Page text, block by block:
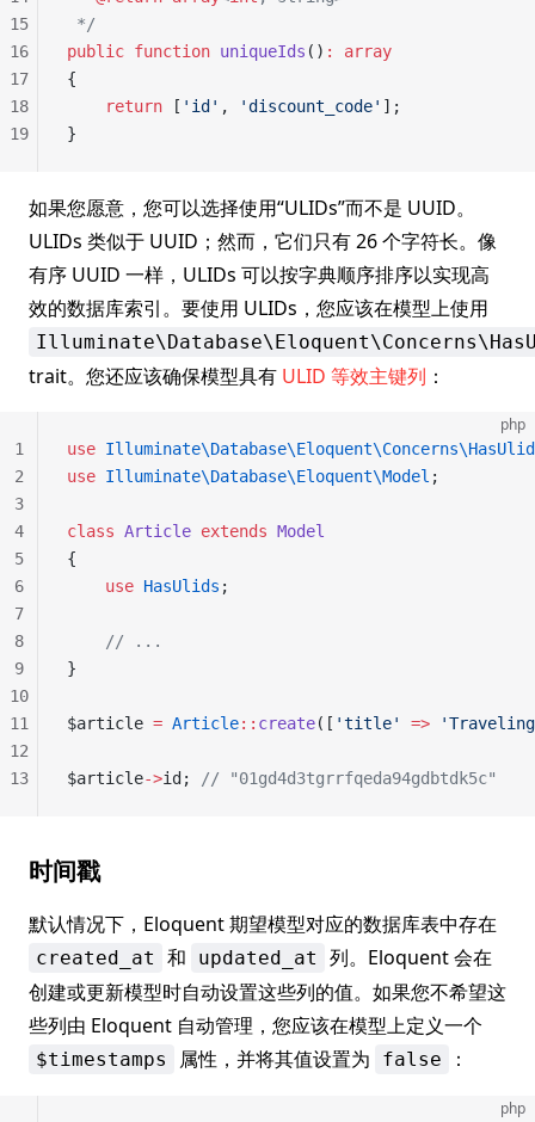
*/
public function uniqueIds () :
array
{
    return
[ 'id' , 'discount_code' ];
}
15
16
17
18
19
如果您愿意，您可以选择使用“ULIDs”而不是 UUID。
ULIDs 类似于 UUID；然而，它们只有 26 个字符长。像
有序 UUID 一样，ULIDs 可以按字典顺序排序以实现高
效的数据库索引。要使用 ULIDs，您应该在模型上使用
trait。您还应该确保模型具有 ULID 等效主键列 ：
php
use
use Illuminate\Database\Eloquent\Model ;
class Article extends Model
{
    use
HasUlids ;
    // ...
}
$article = Article:: create([ 'title' =>
$article->id; // "01gd4d3tgrrfqeda94gdbtdk5c"
1
2
3
4
5
6
7
8
9
10
11
12
13
时间戳
默认情况下，Eloquent 期望模型对应的数据库表中存在
created_at 和 updated_at
列。Eloquent 会在
创建或更新模型时自动设置这些列的值。如果您不希望这
些列由 Eloquent 自动管理，您应该在模型上定义一个
$timestamps 属性，并将其值设置为 false ：
php